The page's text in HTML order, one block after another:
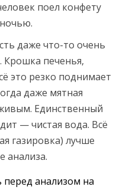
поел конфету
даже что-то очень
Крошка печенья,
это резко поднимает
даже мятная
Единственный
— чистая вода. Всё
газировка) лучше
анализа.
перед анализом на